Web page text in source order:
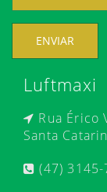
ENVIAR
Luftmaxi
Rua Érico
Santa
(47)